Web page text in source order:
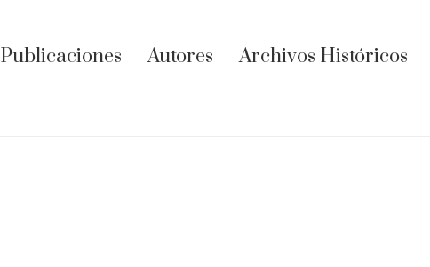
Publicaciones Autores Archivos Históricos